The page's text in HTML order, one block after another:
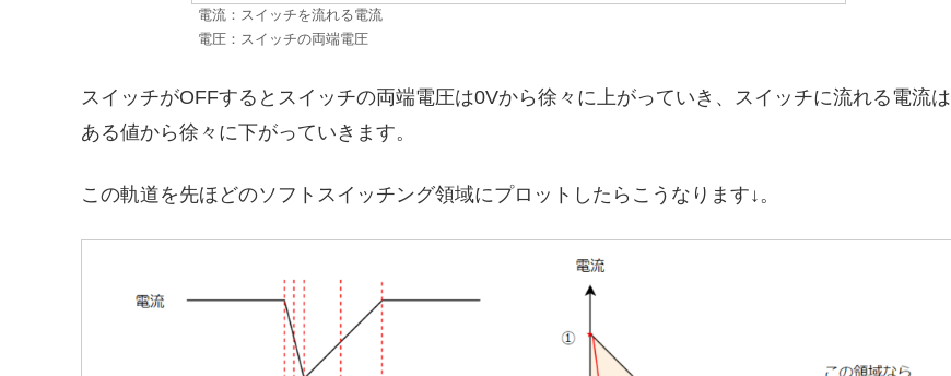
電流：スイッチを流れる電流
電圧：スイッチの両端電圧
スイッチがOFFするとスイッチの両端電圧は0Vから徐々に上がっていき、スイッチに流れる電流は
ある値から徐々に下がっていきます。
この軌道を先ほどのソフトスイッチング領域にプロットしたらこうなります↓。